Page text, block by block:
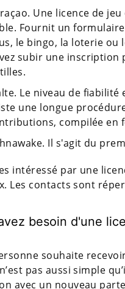
Une licence de
Fournit un
le bingo, la loterie ou
subir une inscription
Le niveau de fiabilité
une longue
compilée en
Il s'agit du
intéressé par une
Les contacts sont
besoin d'une
souhaite
pas aussi simple
avec un nouveau